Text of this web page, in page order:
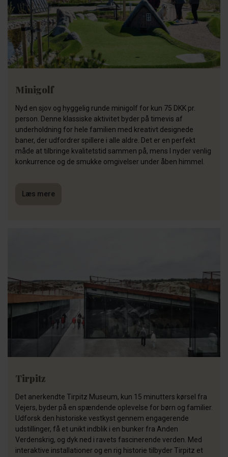
Minigolf
Nyd en sjov og hyggelig runde minigolf for kun 75 DKK pr.
person. Denne klassiske aktivitet byder på timevis af
underholdning for hele familien med kreativt designede
baner, der udfordrer spillere i alle aldre. Det er en perfekt
måde at tilbringe kvalitetstid sammen på, mens I nyder venlig
konkurrence og de smukke omgivelser under åben himmel.
Læs mere
Tirpitz
Det anerkendte Tirpitz Museum, kun 15 minutters kørsel fra
Vejers, byder på en spændende oplevelse for børn og familier.
Udforsk den historiske vestkyst gennem engagerende
udstillinger, få et unikt indblik i en bunker fra Anden
Verdenskrig, og dyk ned i ravets fascinerende verden. Med
interaktive installationer og en rig historie tilbyder Tirpitz et